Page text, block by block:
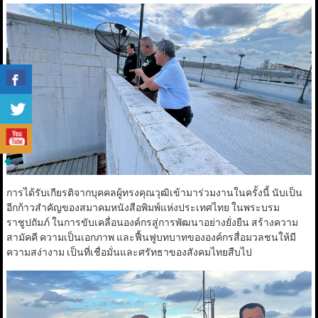
การได้รับเกียรติจากบุคคลผู้ทรงคุณวุฒิเข้ามาร่วมงานในครั้งนี้ นับเป็น
อีกก้าวสำคัญของสมาคมหนังสือพิมพ์แห่งประเทศไทย ในพระบรม
ราชูปถัมภ์ ในการขับเคลื่อนองค์กรสู่การพัฒนาอย่างยั่งยืน สร้างความ
สามัคคี ความเป็นเอกภาพ และฟื้นฟูบทบาทขององค์กรสื่อมวลชนให้มี
ความสง่างาม เป็นที่เชื่อมั่นและศรัทธาของสังคมไทยสืบไป